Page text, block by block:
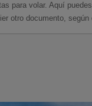
para volar. Aquí
otro documento,